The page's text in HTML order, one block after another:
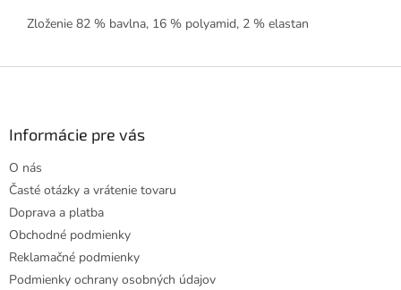
Zloženie 82 % bavlna, 16 % polyamid, 2 % elastan
Informácie pre vás
O nás
Časté otázky a vrátenie tovaru
Doprava a platba
Obchodné podmienky
Reklamačné podmienky
Podmienky ochrany osobných údajov